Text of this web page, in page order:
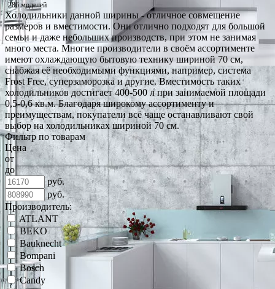
286 моделей
Холодильники данной ширины - отличное совмещение
размеров и вместимости. Они отлично подходят для большой
семьи и даже небольших производств, при этом не занимая
много места. Многие производители в своём ассортименте
имеют охлаждающую бытовую технику шириной 70 см,
снабжая её необходимыми функциями, например, система
Frost Free, суперзаморозка и другие. Вместимость таких
холодильников достигает 400-500 л при занимаемой площади
0,5-0,6 кв.м. Благодаря широкому ассортименту и
преимуществам, покупатели всё чаще останавливают свой
выбор на холодильниках шириной 70 см.
Фильтр по товарам
Цена
от
до
руб.
руб.
Производитель:
ATLANT
BEKO
Bauknecht
Bompani
Bosch
Candy